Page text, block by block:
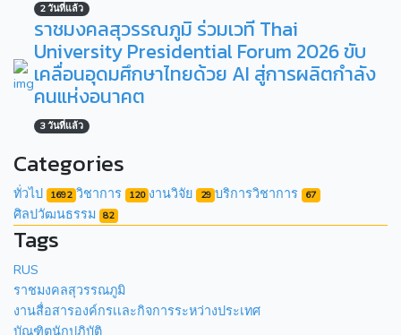
2 วันที่แล้ว
ราชมงคลสุวรรณภูมิ ร่วมเวที Thai
University Presidential Forum 2026 ขับ
เคลื่อนอุดมศึกษาไทยด้วย AI สู่การผลิตกำลัง
คนแห่งอนาคต
3 วันที่แล้ว
Categories
ทั่วไป 1692 วิชาการ 120 งานวิจัย 29 บริการวิชาการ 67
ศิลปวัฒนธรรม 82
Tags
RUS
ราชมงคลสุวรรณภูมิ
งานสื่อสารองค์กรเเละกิจการระหว่างประเทศ
บัณฑิตนักปฏิบัติ